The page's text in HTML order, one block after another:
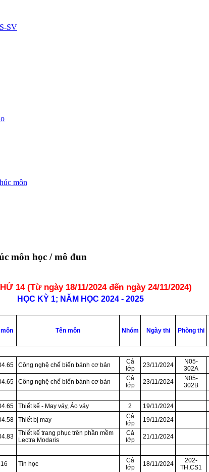
SV
môn
môn học / mô đun
14 (Từ ngày 18/11/2024 đến ngày 24/11/2024)
HỌC KỲ 1; NĂM HỌC 2024 - 2025
môn Tên môn Nhóm Ngày thi Phòng thi
Công nghệ chế biến bánh cơ bản
Cả
lớp
23/11/2024
N05-
302A
Công nghệ chế biến bánh cơ bản
Cả
lớp
23/11/2024
N05-
302B
Thiết kế - May váy, Áo váy 2 19/11/2024
Thiết bị may
Cả
lớp
19/11/2024
Thiết kế trang phục trên phần mềm
Lectra Modaris
Cả
lớp
21/11/2024
Tin học
Cả
lớp
18/11/2024
202-
TH.CS1